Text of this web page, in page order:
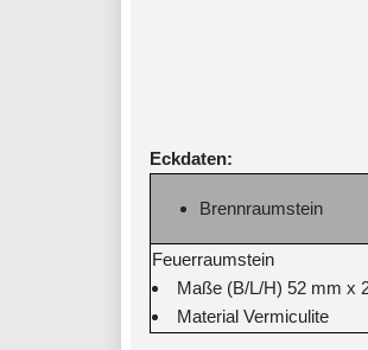
Eckdaten:
Brennraumstein
Feuerraumstein
Maße (B/L/H) 52 mm x
Material Vermiculite